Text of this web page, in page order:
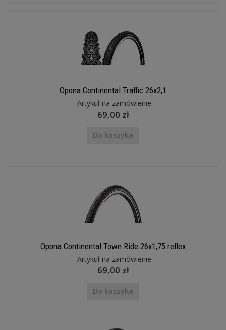
Opona Continental Traffic 26x2,1
Artykuł na zamówienie
69,00 zł
Do koszyka
Opona Continental Town Ride 26x1,75 reflex
Artykuł na zamówienie
69,00 zł
Do koszyka